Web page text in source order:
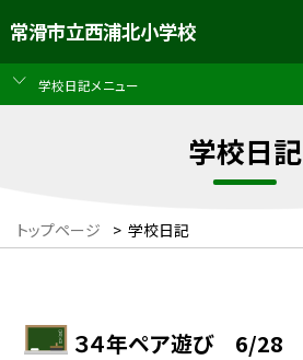
常滑市立西浦北小学校
学校日記メニュー
学校日記
トップページ > 学校日記
３４年ペア遊び 6/28